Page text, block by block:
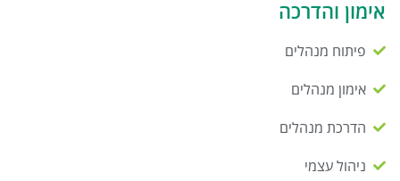
אימון והדרכה
פיתוח מנהלים
אימון מנהלים
הדרכת מנהלים
ניהול עצמי